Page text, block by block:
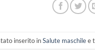
inserito inSalute maschilee